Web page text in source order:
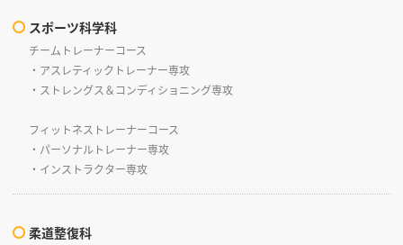
スポーツ科学科
チームトレーナーコース
・アスレティックトレーナー専攻
・ストレングス＆コンディショニング専攻
フィットネストレーナーコース
・パーソナルトレーナー専攻
・インストラクター専攻
柔道整復科